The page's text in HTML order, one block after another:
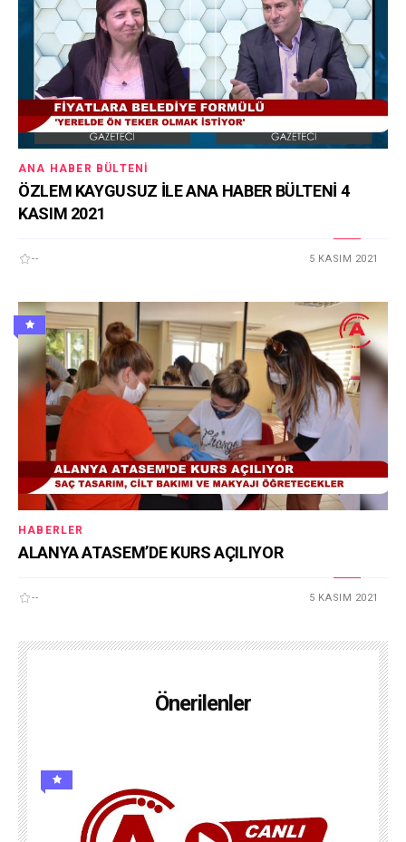
ANA HABER BÜLTENI
ÖZLEM KAYGUSUZ İLE ANA HABER BÜLTENİ 4
KASIM 2021
-- 5 KASIM 2021
HABERLER
ALANYA ATASEM’DE KURS AÇILIYOR
-- 5 KASIM 2021
Önerilenler